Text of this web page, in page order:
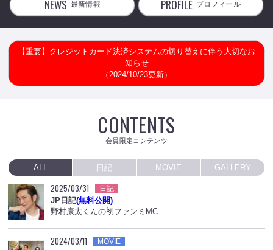
NEWS 最新情報 PROFILE プロフィール
【重要】クレジットカード決済システムの切り替えに伴う大切なお
知らせ
（2024/10/23更新）
CONTENTS
会員限定コンテンツ
ALL 日記 MOVIE GALLERY
2025/03/31 日記
JP日記(無料公開)
野村康太くんの初ファンミMC
2024/03/11 MOVIE